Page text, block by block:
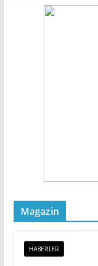
Magazin
HABERLER